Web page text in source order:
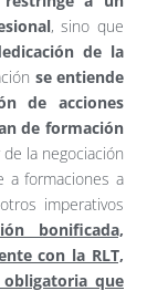
, sino que
de la
se entiende
de acciones
de formación
la negociación
a formaciones a
imperativos
bonificada,
con la RLT,
que